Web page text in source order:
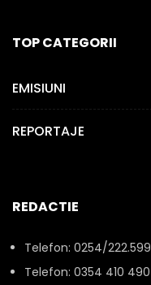
TOP CATEGORII
EMISIUNI
REPORTAJE
REDACTIE
Telefon: 0254/222.599
Telefon: 0354 410 490